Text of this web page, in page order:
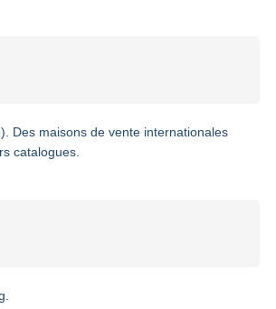
Des maisons de vente internationales
catalogues.